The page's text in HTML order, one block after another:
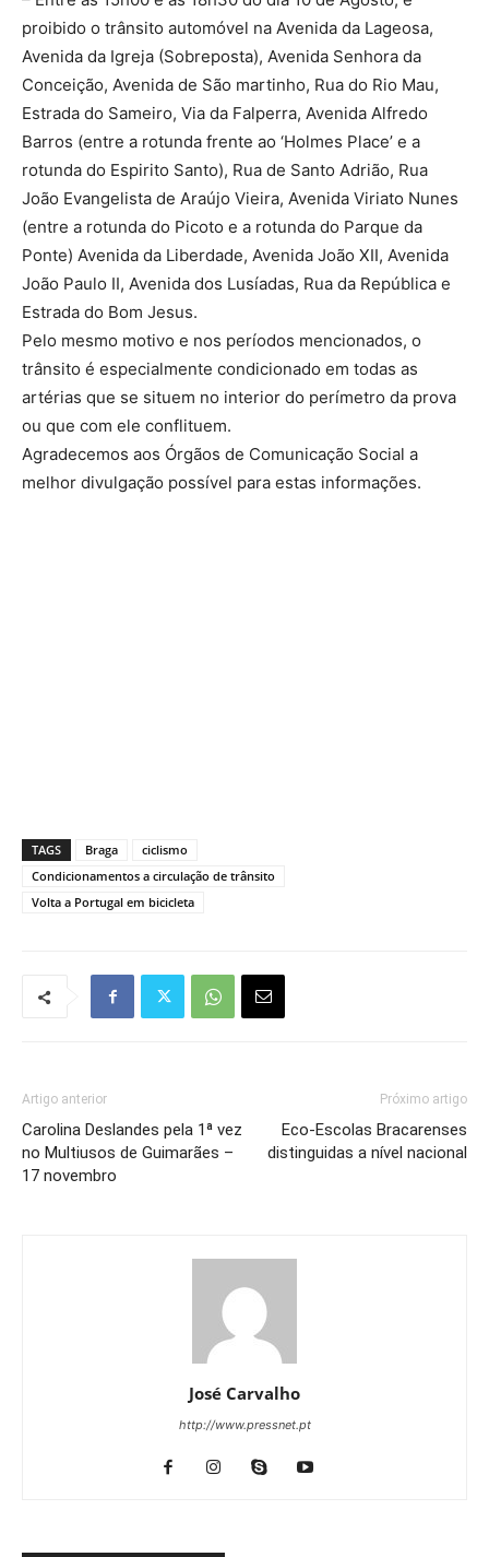
proibido o trânsito automóvel na Avenida da Lageosa,
Avenida da Igreja (Sobreposta), Avenida Senhora da
Conceição, Avenida de São martinho, Rua do Rio Mau,
Estrada do Sameiro, Via da Falperra, Avenida Alfredo
Barros (entre a rotunda frente ao ‘Holmes Place’ e a
rotunda do Espirito Santo), Rua de Santo Adrião, Rua
João Evangelista de Araújo Vieira, Avenida Viriato Nunes
(entre a rotunda do Picoto e a rotunda do Parque da
Ponte) Avenida da Liberdade, Avenida João XII, Avenida
João Paulo II, Avenida dos Lusíadas, Rua da República e
Estrada do Bom Jesus.
Pelo mesmo motivo e nos períodos mencionados, o
trânsito é especialmente condicionado em todas as
artérias que se situem no interior do perímetro da prova
ou que com ele conflituem.
Agradecemos aos Órgãos de Comunicação Social a
melhor divulgação possível para estas informações.
TAGS Braga
ciclismo
Condicionamentos a circulação de trânsito
Volta a Portugal em bicicleta
Artigo anterior
Carolina Deslandes pela 1ª vez
no Multiusos de Guimarães –
17 novembro
Próximo artigo
Eco-Escolas Bracarenses
distinguidas a nível nacional
José Carvalho
http://www.pressnet.pt